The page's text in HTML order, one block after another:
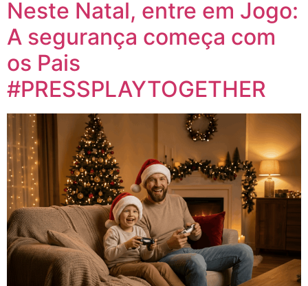
Neste Natal, entre em Jogo:
A segurança começa com
os Pais
#PRESSPLAYTOGETHER